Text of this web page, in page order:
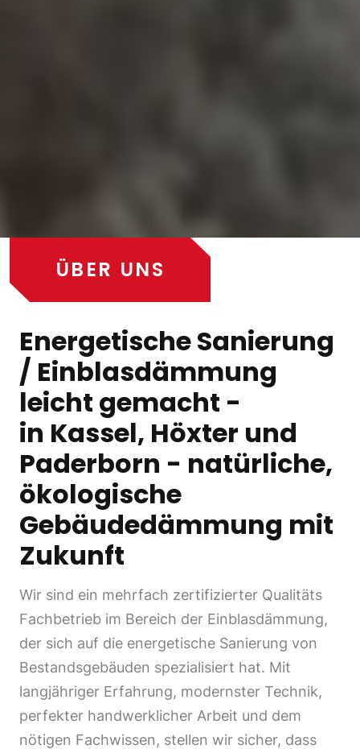
ÜBER UNS
Energetische Sanierung
/ Einblasdämmung
leicht gemacht -
in Kassel, Höxter und
Paderborn - natürliche,
ökologische
Gebäudedämmung mit
Zukunft
Wir sind ein mehrfach zertifizierter Qualitäts
Fachbetrieb im Bereich der Einblasdämmung,
der sich auf die energetische Sanierung von
Bestandsgebäuden spezialisiert hat. Mit
langjähriger Erfahrung, modernster Technik,
perfekter handwerklicher Arbeit und dem
nötigen Fachwissen, stellen wir sicher, dass